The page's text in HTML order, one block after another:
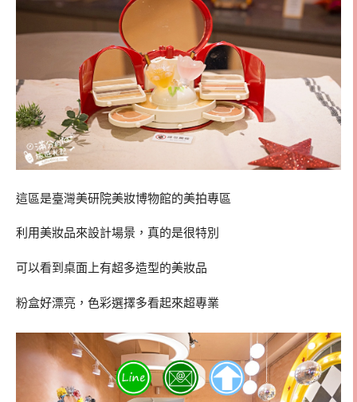
這區是臺灣美研院美妝博物館的美拍專區
利用美妝品來設計場景，真的是很特別
可以看到桌面上有超多造型的美妝品
粉盒好漂亮，色彩選擇多看起來超專業